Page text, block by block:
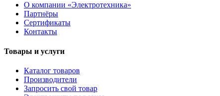
О компании «Электротехника»
Партнёры
Сертификаты
Контакты
Товары и услуги
Каталог товаров
Производители
Запросить свой товар